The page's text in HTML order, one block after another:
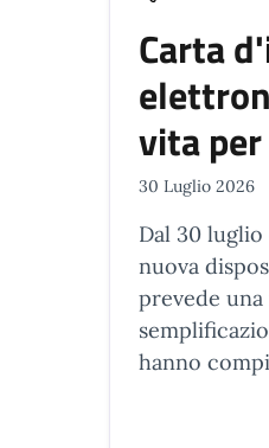
Carta
vita
30 Luglio 2026
Dal 30
nuova
prevede
hanno